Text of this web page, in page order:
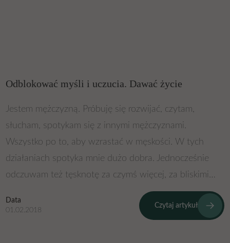
Odblokować myśli i uczucia. Dawać życie
Jestem mężczyzną. Próbuję się rozwijać, czytam,
słucham, spotykam się z innymi mężczyznami.
Wszystko po to, aby wzrastać w męskości. W tych
działaniach spotyka mnie dużo dobra. Jednocześnie
odczuwam też tęsknotę za czymś więcej, za bliskimi…
Data
01.02.2018
Czytaj artykuł